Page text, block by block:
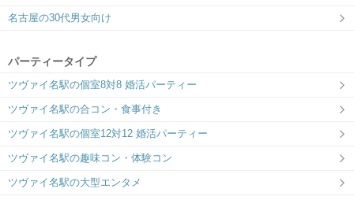
名古屋の30代男女向け
パーティータイプ
ツヴァイ名駅の個室8対8 婚活パーティー
ツヴァイ名駅の合コン・食事付き
ツヴァイ名駅の個室12対12 婚活パーティー
ツヴァイ名駅の趣味コン・体験コン
ツヴァイ名駅の大型エンタメ